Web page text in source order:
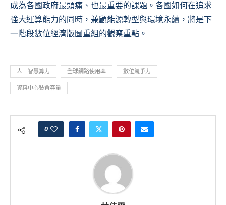
成為各國政府最頭痛、也最重要的課題。各國如何在追求
強大運算能力的同時，兼顧能源轉型與環境永續，將是下
一階段數位經濟版圖重組的觀察重點。
人工智慧算力 全球網路使用率 數位競爭力
資料中心裝置容量
0